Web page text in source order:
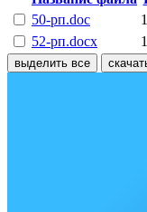
50-рп.doc
52-рп.docx
выделить все